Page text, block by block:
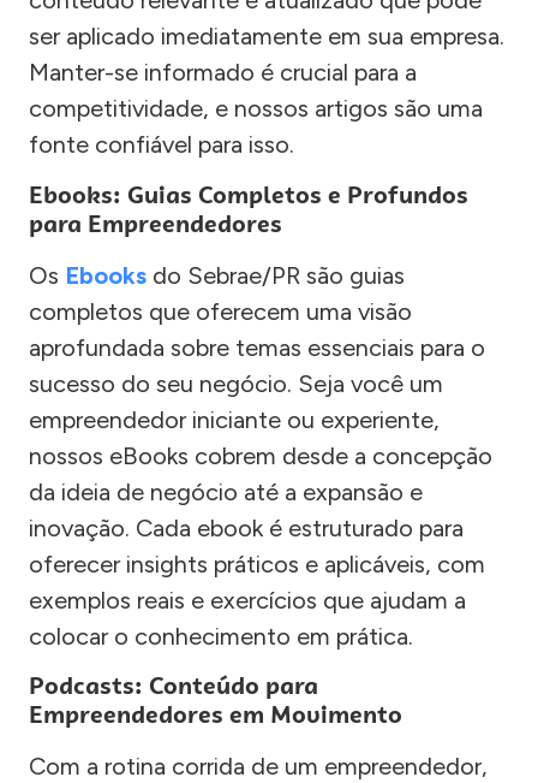
ser aplicado imediatamente em sua empresa.
Manter-se informado é crucial para a
competitividade, e nossos artigos são uma
fonte confiável para isso.
Ebooks: Guias Completos e Profundos
para Empreendedores
Os Ebooks do Sebrae/PR são guias
completos que oferecem uma visão
aprofundada sobre temas essenciais para o
sucesso do seu negócio. Seja você um
empreendedor iniciante ou experiente,
nossos eBooks cobrem desde a concepção
da ideia de negócio até a expansão e
inovação. Cada ebook é estruturado para
oferecer insights práticos e aplicáveis, com
exemplos reais e exercícios que ajudam a
colocar o conhecimento em prática.
Podcasts: Conteúdo para
Empreendedores em Movimento
Com a rotina corrida de um empreendedor,